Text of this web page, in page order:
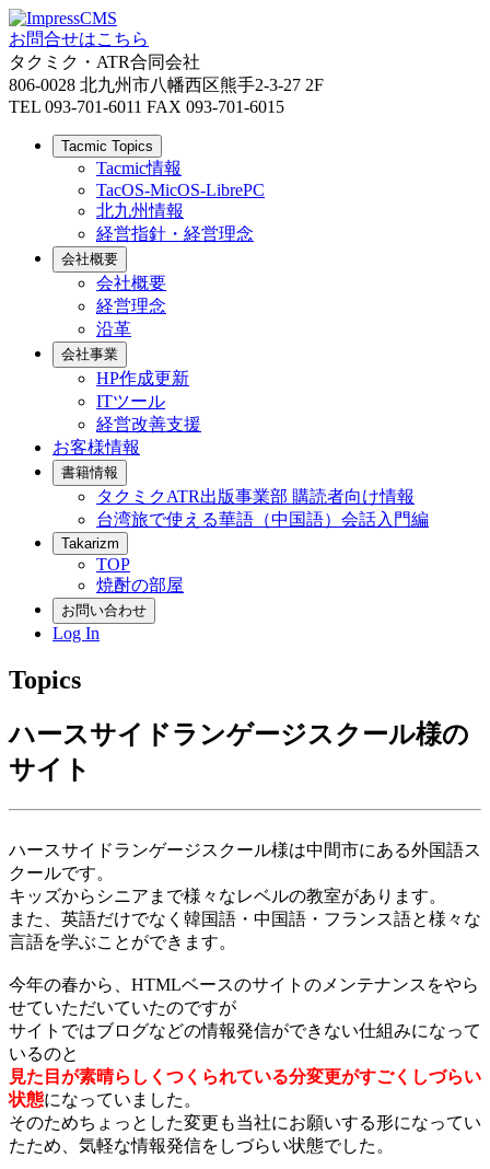
お問合せはこちら
タクミク・ATR合同会社
806-0028 北九州市八幡西区熊手2-3-27 2F
TEL 093-701-6011 FAX 093-701-6015
Tacmic Topics
Tacmic情報
TacOS-MicOS-LibrePC
北九州情報
経営指針・経営理念
会社概要
会社概要
経営理念
沿革
会社事業
HP作成更新
ITツール
経営改善支援
お客様情報
書籍情報
タクミクATR出版事業部 購読者向け情報
台湾旅で使える華語（中国語）会話入門編
Takarizm
TOP
焼酎の部屋
お問い合わせ
Log In
Topics
ハースサイドランゲージスクール様の
サイト
ハースサイドランゲージスクール様は中間市にある外国語ス
クールです。
キッズからシニアまで様々なレベルの教室があります。
また、英語だけでなく韓国語・中国語・フランス語と様々な
言語を学ぶことができます。
今年の春から、HTMLベースのサイトのメンテナンスをやら
せていただいていたのですが
サイトではブログなどの情報発信ができない仕組みになって
いるのと
見た目が素晴らしくつくられている分変更がすごくしづらい
状態になっていました。
そのためちょっとした変更も当社にお願いする形になってい
たため、気軽な情報発信をしづらい状態でした。